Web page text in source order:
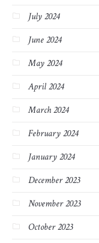
July 2024
June 2024
May 2024
April 2024
March 2024
February 2024
January 2024
December 2023
November 2023
October 2023